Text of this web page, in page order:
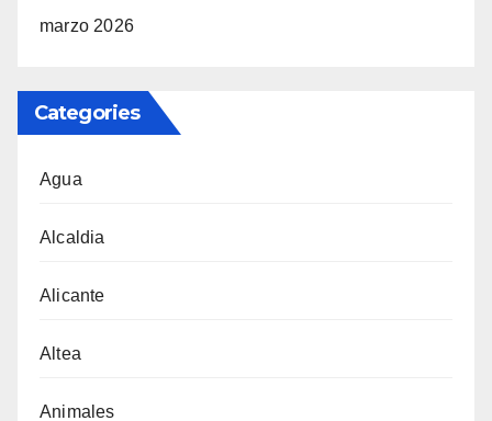
marzo 2026
Categories
Agua
Alcaldia
Alicante
Altea
Animales